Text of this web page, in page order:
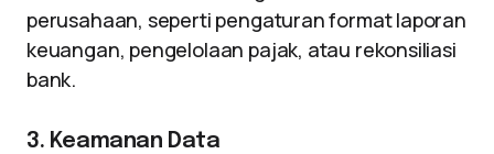
perusahaan, seperti pengaturan format laporan
keuangan, pengelolaan pajak, atau rekonsiliasi
bank.
3. Keamanan Data